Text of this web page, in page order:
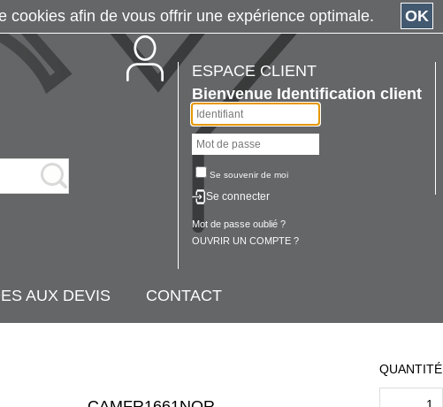
ESPACE CLIENT
Bienvenue Identification client
Se souvenir de moi
Se connecter
Mot de passe oublié ?
OUVRIR UN COMPTE ?
AUX DEVIS CONTACT
QUANTITÉ
cookies afin de vous offrir une expérience optimale. OK